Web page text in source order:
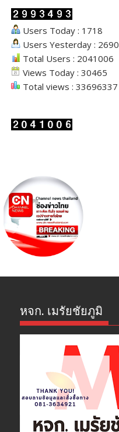
Users Today : 1718
Users Yesterday : 2690
Total Users : 2041006
Views Today : 30465
Total views : 33696337
หจก. เมรัยชัยภูมิ